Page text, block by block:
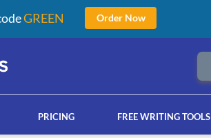
PRICING FREE WRITING TOOLS
GREEN Order Now